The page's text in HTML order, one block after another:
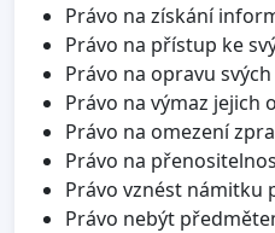
Právo na získání
Právo na přístup ke
Právo na opravu
Právo na výmaz jejich
Právo na omezení
Právo na
Právo vznést námitku
Právo nebýt